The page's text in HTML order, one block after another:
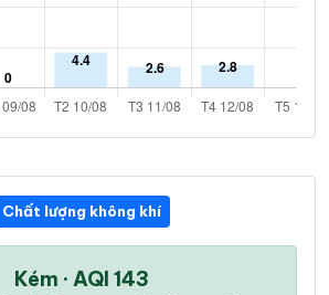
Chất lượng không khí
Kém · AQI 143